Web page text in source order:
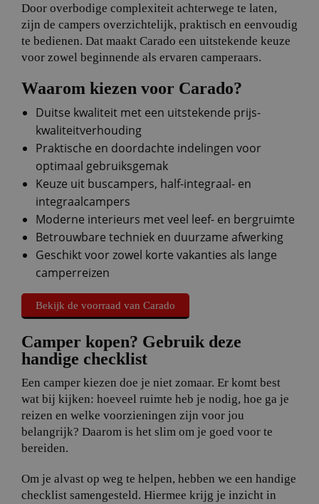
Door overbodige complexiteit achterwege te laten,
zijn de campers overzichtelijk, praktisch en eenvoudig
te bedienen. Dat maakt Carado een uitstekende keuze
voor zowel beginnende als ervaren camperaars.
Waarom kiezen voor Carado?
Duitse kwaliteit met een uitstekende prijs-
kwaliteitverhouding
Praktische en doordachte indelingen voor
optimaal gebruiksgemak
Keuze uit buscampers, half-integraal- en
integraalcampers
Moderne interieurs met veel leef- en bergruimte
Betrouwbare techniek en duurzame afwerking
Geschikt voor zowel korte vakanties als lange
camperreizen
Bekijk de voorraad van Carado
Camper kopen? Gebruik deze
handige checklist
Een camper kiezen doe je niet zomaar. Er komt best
wat bij kijken: hoeveel ruimte heb je nodig, hoe ga je
reizen en welke voorzieningen zijn voor jou
belangrijk? Daarom is het slim om je goed voor te
bereiden.
Om je alvast op weg te helpen, hebben we een handige
checklist samengesteld. Hiermee krijg je inzicht in